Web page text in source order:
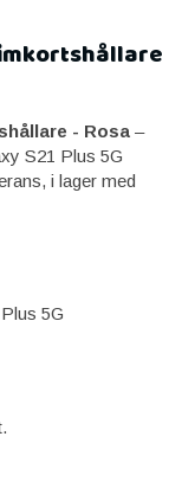
- Rosa –
S21 Plus 5G
i lager med
5G